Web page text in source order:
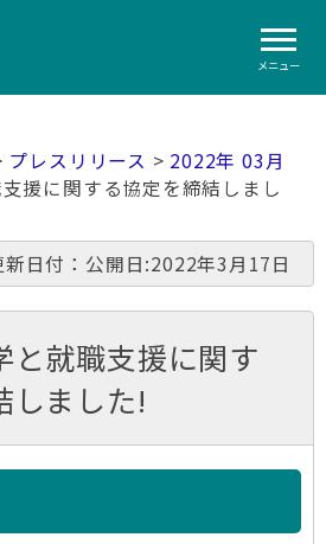
メニュー
プレスリリース > 2022年 03月
援に関する協定を締結しまし
新日付：公開日:2022年3月17日
と就職支援に関す
しました!